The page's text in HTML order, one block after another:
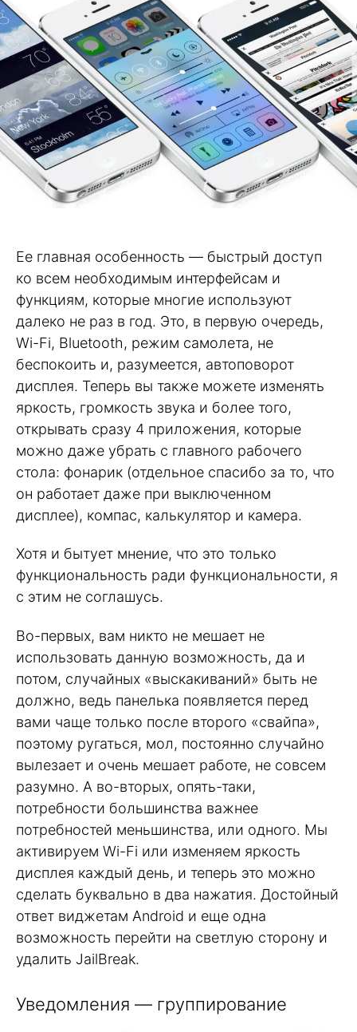
Ее главная особенность — быстрый доступ
ко всем необходимым интерфейсам и
функциям, которые многие используют
далеко не раз в год. Это, в первую очередь,
Wi-Fi, Bluetooth, режим самолета, не
беспокоить и, разумеется, автоповорот
дисплея. Теперь вы также можете изменять
яркость, громкость звука и более того,
открывать сразу 4 приложения, которые
можно даже убрать с главного рабочего
стола: фонарик (отдельное спасибо за то, что
он работает даже при выключенном
дисплее), компас, калькулятор и камера.
Хотя и бытует мнение, что это только
функциональность ради функциональности, я
с этим не соглашусь.
Во-первых, вам никто не мешает не
использовать данную возможность, да и
потом, случайных «выскакиваний» быть не
должно, ведь панелька появляется перед
вами чаще только после второго «свайпа»,
поэтому ругаться, мол, постоянно случайно
вылезает и очень мешает работе, не совсем
разумно. А во-вторых, опять-таки,
потребности большинства важнее
потребностей меньшинства, или одного. Мы
активируем Wi-Fi или изменяем яркость
дисплея каждый день, и теперь это можно
сделать буквально в два нажатия. Достойный
ответ виджетам Android и еще одна
возможность перейти на светлую сторону и
удалить JailBreak.
Уведомления — группирование